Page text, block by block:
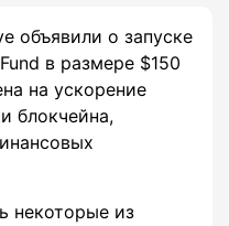
объявили о запуске
в размере $150
на ускорение
блокчейна,
некоторые из